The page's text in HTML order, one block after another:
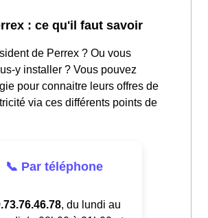
: ce qu'il faut savoir
de Perrex ? Ou vous
y installer ? Vous pouvez
pour connaitre leurs offres de
via ces différents points de
📞 Par téléphone
, du lundi au